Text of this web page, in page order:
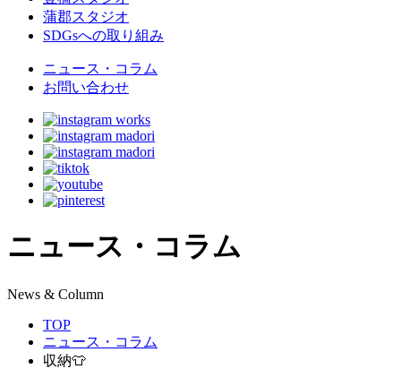
蒲郡スタジオ
SDGsへの取り組み
ニュース・コラム
お問い合わせ
ニュース・コラム
News & Column
TOP
ニュース・コラム
収納👕